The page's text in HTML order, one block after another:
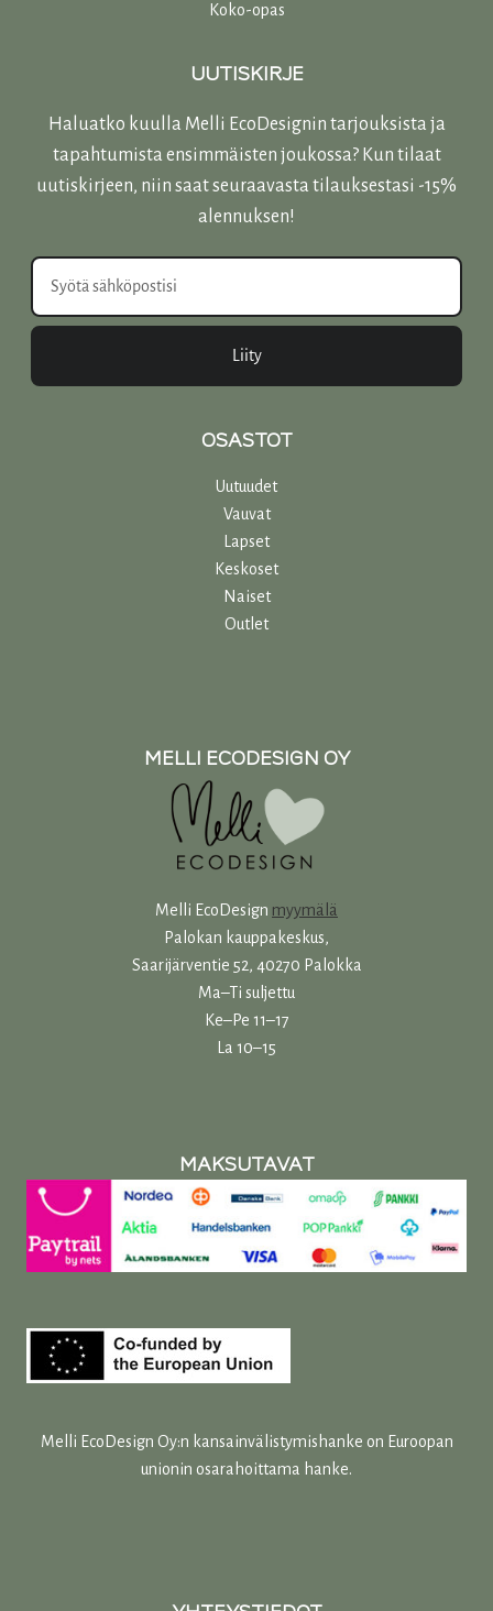
Koko-opas
UUTISKIRJE
Haluatko kuulla Melli EcoDesignin tarjouksista ja
tapahtumista ensimmäisten joukossa? Kun tilaat
uutiskirjeen, niin saat seuraavasta tilauksestasi -15%
alennuksen!
Liity
OSASTOT
Uutuudet
Vauvat
Lapset
Keskoset
Naiset
Outlet
MELLI ECODESIGN OY
Melli EcoDesign myymälä
Palokan kauppakeskus,
Saarijärventie 52, 40270 Palokka
Ma–Ti suljettu
Ke–Pe 11–17
La 10–15
MAKSUTAVAT
Melli EcoDesign Oy:n kansainvälistymishanke on Euroopan
unionin osarahoittama hanke.